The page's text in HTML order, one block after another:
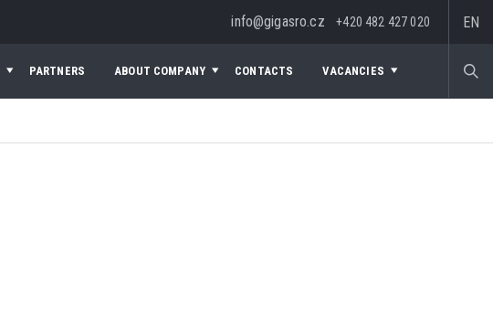
info@gigasro.cz+420 482 427 020 EN
PARTNERS ABOUT COMPANY CONTACTS VACANCIES